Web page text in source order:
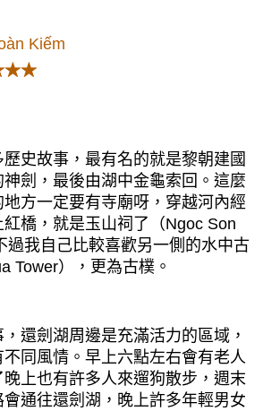
Kiếm
史故事，最有名的就是黎朝建國
神劍，最後由湖中金龜索回。這麼
方一定要有寺廟呀，穿越河內經
橋，就是玉山祠了（Ngoc Son
過我自己比較喜歡另一側的水中古
Tower），更為古樸。
還劍湖周邊是充滿活力的區域，
不同風情。早上六點左右會有老人
上也有許多人來遛狗散步，週末
通往還劍湖，晚上許多年輕男女